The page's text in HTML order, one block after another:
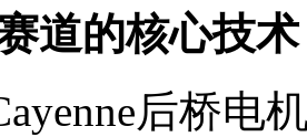
道的核心技
后桥电